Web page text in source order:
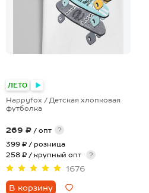
ЛЕТО
Happyfox / Детская хлопковая
футболка
269 ₽ / опт
?
399 ₽ / розница
258 ₽ / крупный опт
?
1676
В корзину